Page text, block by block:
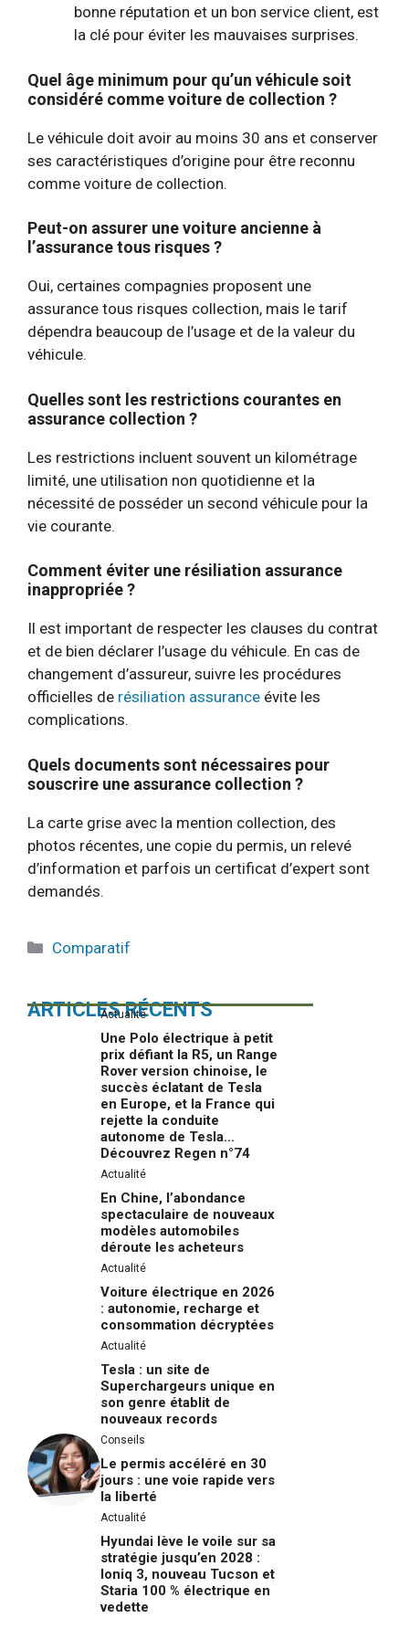
bonne réputation et un bon service client, est
la clé pour éviter les mauvaises surprises.
Quel âge minimum pour qu’un véhicule soit
considéré comme voiture de collection ?
Le véhicule doit avoir au moins 30 ans et conserver
ses caractéristiques d’origine pour être reconnu
comme voiture de collection.
Peut-on assurer une voiture ancienne à
l’assurance tous risques ?
Oui, certaines compagnies proposent une
assurance tous risques collection, mais le tarif
dépendra beaucoup de l’usage et de la valeur du
véhicule.
Quelles sont les restrictions courantes en
assurance collection ?
Les restrictions incluent souvent un kilométrage
limité, une utilisation non quotidienne et la
nécessité de posséder un second véhicule pour la
vie courante.
Comment éviter une résiliation assurance
inappropriée ?
Il est important de respecter les clauses du contrat
et de bien déclarer l’usage du véhicule. En cas de
changement d’assureur, suivre les procédures
officielles de résiliation assurance évite les
complications.
Quels documents sont nécessaires pour
souscrire une assurance collection ?
La carte grise avec la mention collection, des
photos récentes, une copie du permis, un relevé
d’information et parfois un certificat d’expert sont
demandés.
Catégories
Comparatif
ARTICLES RÉCENTS
Actualité
Une Polo électrique à petit
prix défiant la R5, un Range
Rover version chinoise, le
succès éclatant de Tesla
en Europe, et la France qui
rejette la conduite
autonome de Tesla…
Découvrez Regen n°74
Actualité
En Chine, l’abondance
spectaculaire de nouveaux
modèles automobiles
déroute les acheteurs
Actualité
Voiture électrique en 2026
: autonomie, recharge et
consommation décryptées
Actualité
Tesla : un site de
Superchargeurs unique en
son genre établit de
nouveaux records
Conseils
Le permis accéléré en 30
jours : une voie rapide vers
la liberté
Actualité
Hyundai lève le voile sur sa
stratégie jusqu’en 2028 :
Ioniq 3, nouveau Tucson et
Staria 100 % électrique en
vedette